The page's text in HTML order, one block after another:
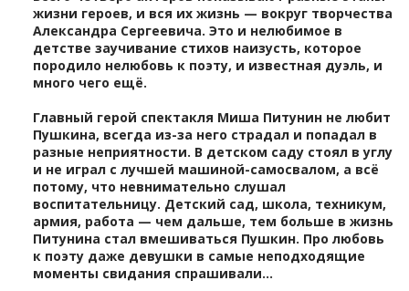
жизни героев, и вся их жизнь — вокруг творчества
Александра Сергеевича. Это и нелюбимое в
детстве заучивание стихов наизусть, которое
породило нелюбовь к поэту, и известная дуэль, и
много чего ещё.
Главный герой спектакля Миша Питунин не любит
Пушкина, всегда из-за него страдал и попадал в
разные неприятности. В детском саду стоял в углу
и не играл с лучшей машиной-самосвалом, а всё
потому, что невнимательно слушал
воспитательницу. Детский сад, школа, техникум,
армия, работа — чем дальше, тем больше в жизнь
Питунина стал вмешиваться Пушкин. Про любовь
к поэту даже девушки в самые неподходящие
моменты свидания спрашивали…